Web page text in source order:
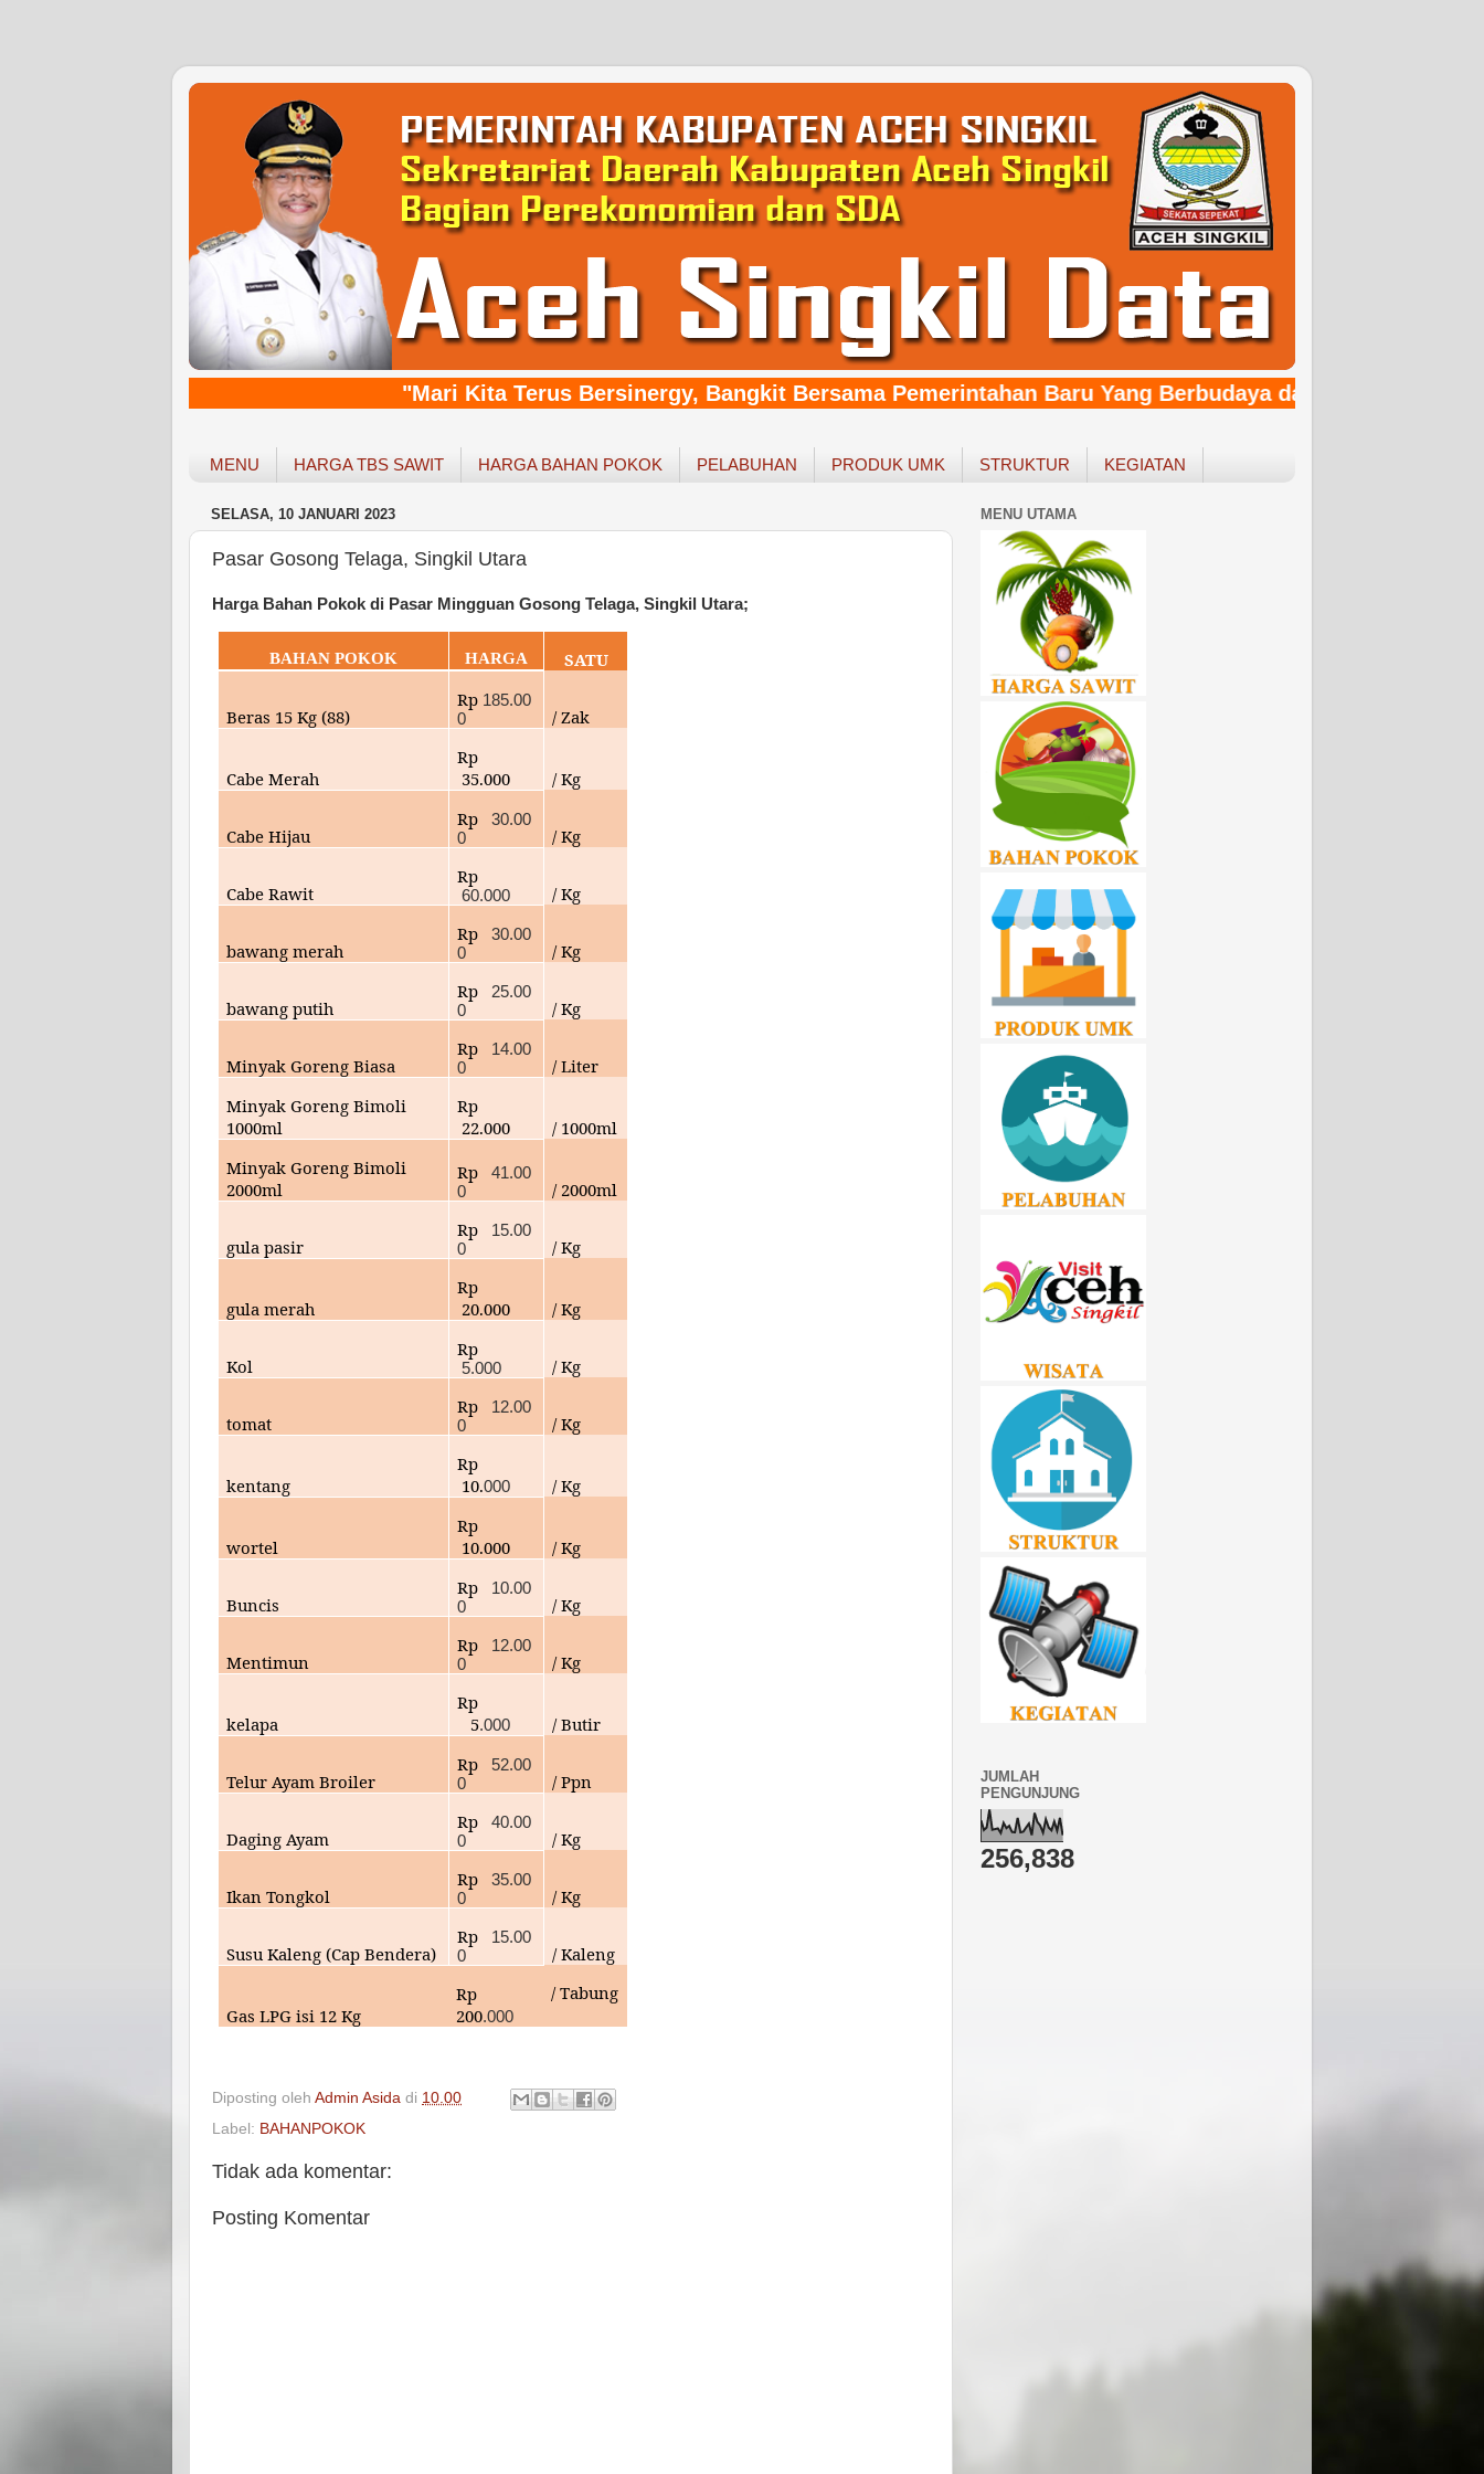
"Mari Kita Terus Bersinergy, Bangkit Bersama Pemerintahan Baru Yang Berbudaya dan Religius"
MENU HARGA TBS SAWIT HARGA BAHAN POKOK PELABUHAN PRODUK UMK STRUKTUR KEGIATAN
SELASA, 10 JANUARI 2023
Pasar Gosong Telaga, Singkil Utara
Harga Bahan Pokok di Pasar Mingguan Gosong Telaga, Singkil Utara;
BAHAN POKOK HARGA SATU
Beras 15 Kg (88)
Rp 185.00
0
/ Zak
Cabe Merah
Rp
35.000 / Kg
Cabe Hijau
Rp
30.00
0
/ Kg
Cabe Rawit
Rp
60.000 / Kg
bawang merah
Rp
30.00
0
/ Kg
bawang putih
Rp
25.00
0
/ Kg
Minyak Goreng Biasa
Rp
14.00
0
/ Liter
Minyak Goreng Bimoli
1000ml
Rp
22.000
/ 1000ml
Minyak Goreng Bimoli
2000ml
Rp
41.00
0
/ 2000ml
gula pasir
Rp
15.00
0
/ Kg
gula merah
Rp
20.000
/ Kg
Kol
Rp
5.000 / Kg
tomat
Rp
12.00
0
/ Kg
kentang
Rp
10.000 / Kg
wortel
Rp
10.000
/ Kg
Buncis
Rp
10.00
0
/ Kg
Mentimun
Rp
12.00
0
/ Kg
kelapa
Rp
5.000 / Butir
Telur Ayam Broiler
Rp
52.00
0
/ Ppn
Daging Ayam
Rp
40.00
0
/ Kg
Ikan Tongkol
Rp
35.00
0
/ Kg
Susu Kaleng (Cap Bendera)
Rp
15.00
0
/ Kaleng
Gas LPG isi 12 Kg
Rp
200.000
/ Tabung
Diposting oleh Admin Asida di 10.00
Label: BAHANPOKOK
Tidak ada komentar:
Posting Komentar
MENU UTAMA
JUMLAH
PENGUNJUNG
256,838